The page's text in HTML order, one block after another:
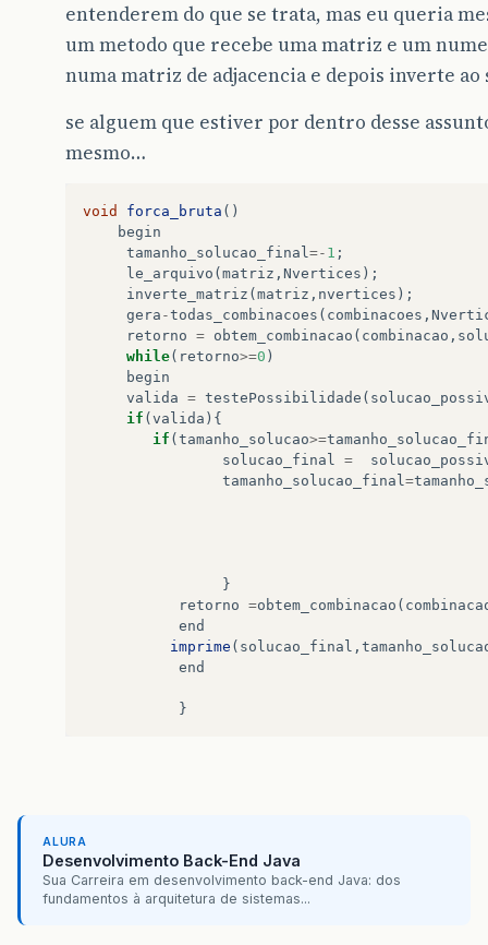
entenderem do que se trata, mas eu queria
um metodo que recebe uma matriz e um
numa matriz de adjacencia e depois inverte ao
se alguem que estiver por dentro desse
mesmo…
void forca_bruta ()
begin
tamanho_solucao_final=- 1 ;
le_arquivo ( matriz , Nvertices );
inverte_matriz ( matriz , nvertices );
gera -todas_combinacoes ( combinacoes ,
retorno = obtem_combinacao ( combinacao ,
while( retorno>=0 )
begin
valida = testePossibilidade (
if ( valida ){
if ( tamanho_solucao>=
solucao_final =
tamanho_solucao_final=
}
retorno =obtem_combinacao (
end
imprime ( solucao_final ,
end
}
ALURA
Desenvolvimento Back-End Java
Sua Carreira em desenvolvimento back-end Java: dos
fundamentos à arquitetura de sistemas...